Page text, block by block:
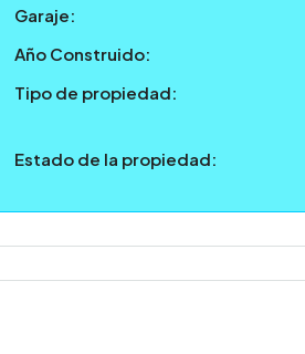
Garaje:
Año Construido:
Tipo de propiedad:
Estado de la propiedad: